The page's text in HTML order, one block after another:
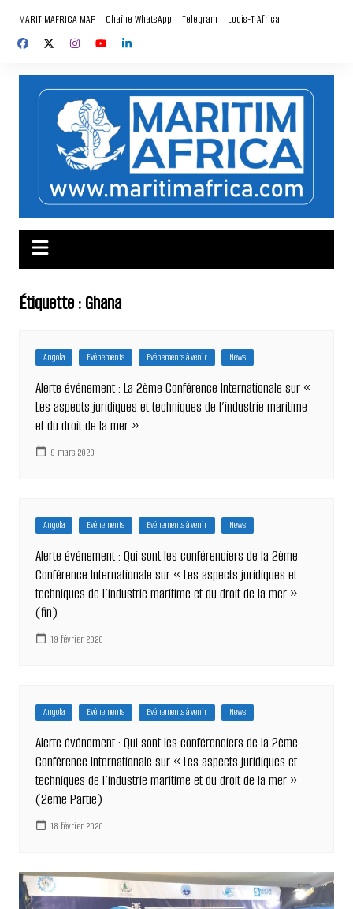
contenu
MARITIMAFRICA MAP Chaîne WhatsApp Telegram Logis-T Africa
Étiquette :Ghana
Angola Evénements Evénements à venir News
Alerte événement : La 2ème Conférence Internationale sur «
Les aspects juridiques et techniques de l’industrie maritime
et du droit de la mer »
9 mars 2020
Angola Evénements Evénements à venir News
Alerte événement : Qui sont les conférenciers de la 2ème
Conférence Internationale sur « Les aspects juridiques et
techniques de l’industrie maritime et du droit de la mer »
(fin)
19 février 2020
Angola Evénements Evénements à venir News
Alerte événement : Qui sont les conférenciers de la 2ème
Conférence Internationale sur « Les aspects juridiques et
techniques de l’industrie maritime et du droit de la mer »
(2ème Partie)
18 février 2020